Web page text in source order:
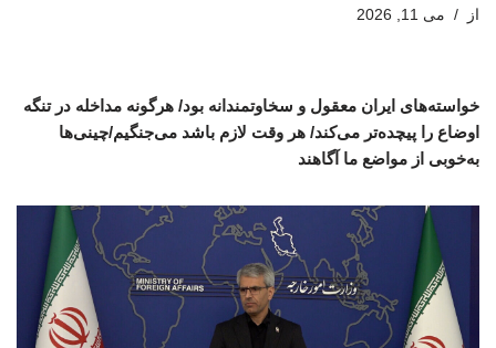
از می 11, 2026
خواسته‌های ایران معقول و سخاوتمندانه بود/ هرگونه مداخله در تنگه
اوضاع را پیچده‌تر می‌کند/ هر وقت لازم باشد می‌جنگیم/چینی‌ها
به‌خوبی از مواضع ما آگاهند